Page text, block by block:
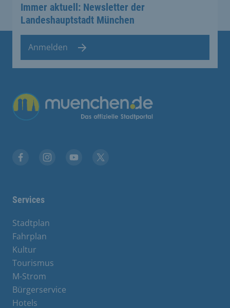
Immer aktuell: Newsletter der
Landeshauptstadt München
Anmelden
Übergreifende Links
Services
Stadtplan
Fahrplan
Kultur
Tourismus
M-Strom
Bürgerservice
Hotels